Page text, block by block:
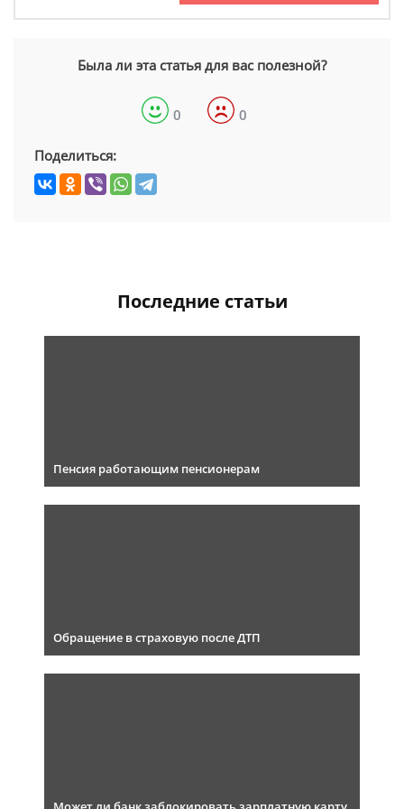
Была ли эта статья для вас полезной?
0 0
Поделиться:
Последние статьи
Пенсия работающим пенсионерам
Обращение в страховую после ДТП